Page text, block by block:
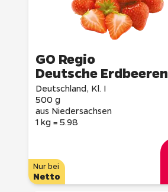
GO Regio
Deutsche Erdbeeren
Deutschland, Kl. I
500 g
aus Niedersachsen
1 kg = 5.98
Nur bei
Netto